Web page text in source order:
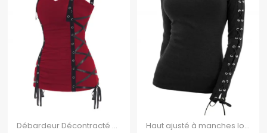
Débardeur Décontracté en Couleur Unie à Lacets à Volants avec Œillet Haut ajusté à manches longues et col rond Solid VO à lacets